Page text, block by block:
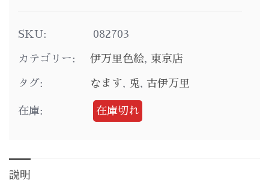
SKU: 082703
カテゴリー: 伊万里色絵, 東京店
タグ: なます, 兎, 古伊万里
在庫: 在庫切れ
説明